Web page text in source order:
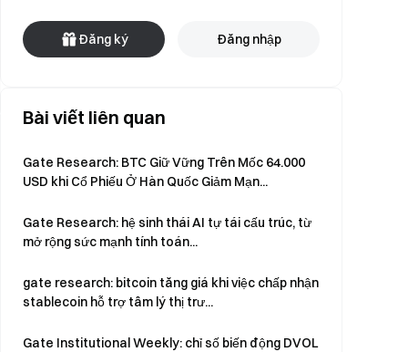
Đăng ký Đăng nhập
Bài viết liên quan
Gate Research: BTC Giữ Vững Trên Mốc 64.000
USD khi Cổ Phiếu Ở Hàn Quốc Giảm Mạn...
Gate Research: hệ sinh thái AI tự tái cấu trúc, từ
mở rộng sức mạnh tính toán...
gate research: bitcoin tăng giá khi việc chấp nhận
stablecoin hỗ trợ tâm lý thị trư...
Gate Institutional Weekly: chỉ số biến động DVOL